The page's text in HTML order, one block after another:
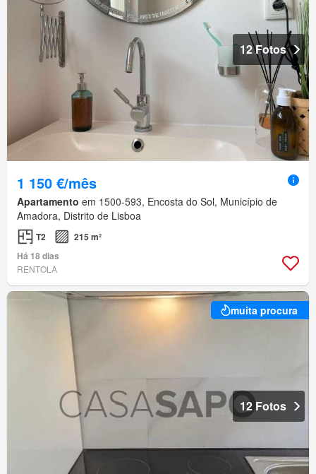
12 Fotos
1 150 €/mês
Apartamento em 1500-593, Encosta do Sol, Município de
Amadora, Distrito de Lisboa
T2
215 m²
Há 18 dias
RENTOLA
muita procura
12 Fotos